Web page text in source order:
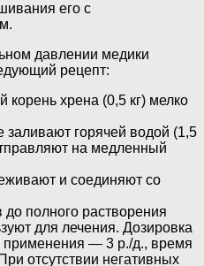
его с
давлении медики
рецепт:
хрена (0,5 кг) мелко
заливают горячей водой (1,5
на медленный
и соединяют со
полного растворения
для лечения. Дозировка
применения — 3 р./д., время
отсутствии негативных